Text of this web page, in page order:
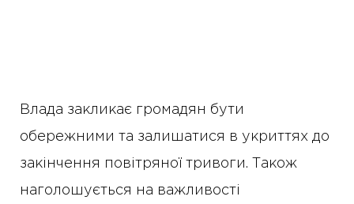
Влада закликає громадян бути
обережними та залишатися в укриттях до
закінчення повітряної тривоги. Також
наголошується на важливості